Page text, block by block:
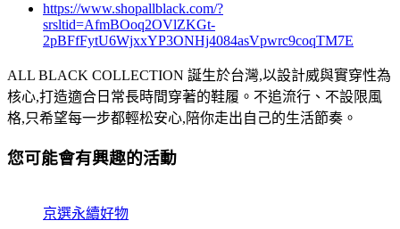
https://www.shopallblack.com/?
srsltid=AfmBOoq2OVlZKGt-
2pBFfFytU6WjxxYP3ONHj4084asVpwrc9coqTM7E
ALL BLACK COLLECTION 誕生於台灣,以設計威與實穿性為
核心,打造適合日常長時間穿著的鞋履。不追流行、不設限風
格,只希望每一步都輕松安心,陪你走出自己的生活節奏。
您可能會有興趣的活動
京選永續好物